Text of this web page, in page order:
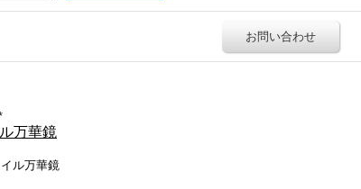
お問い合わせ
万華鏡
ル万華鏡